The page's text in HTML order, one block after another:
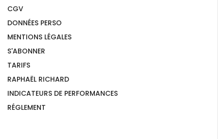
CGV
DONNÉES PERSO
MENTIONS LÉGALES
S'ABONNER
TARIFS
RAPHAËL RICHARD
INDICATEURS DE PERFORMANCES
RÉGLEMENT